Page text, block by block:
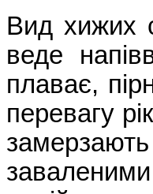
Вид хижих
веде
плаває,
перевагу